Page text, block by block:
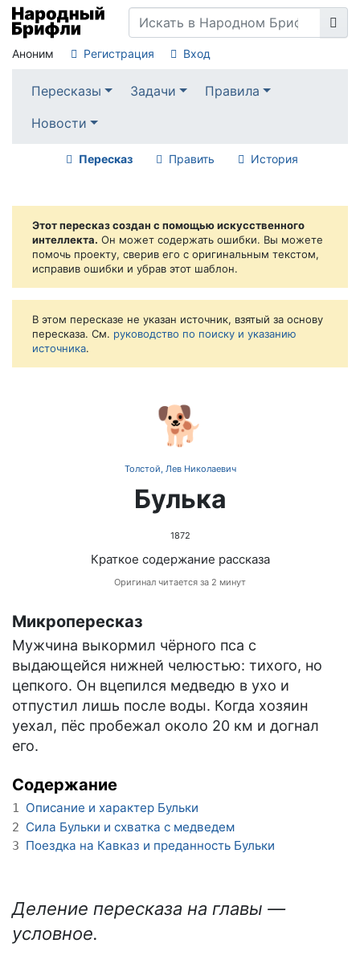
Аноним Регистрация Вход
Пересказы Задачи
Правила
Новости
Пересказ Править История
Этот пересказ создан с помощью искусственного
интеллекта. Он может содержать ошибки. Вы можете
помочь проекту, сверив его с оригинальным текстом,
исправив ошибки и убрав этот шаблон.
В этом пересказе не указан источник, взятый за основу
пересказа. См. руководство по поиску и указанию
источника.
🐕
Толстой, Лев Николаевич
Булька
1872
Краткое содержание рассказа
Оригинал читается за 2 минут
Микропересказ
Мужчина выкормил чёрного пса с
выдающейся нижней челюстью: тихого, но
цепкого. Он вцепился медведю в ухо и
отпустил лишь после воды. Когда хозяин
уехал, пёс пробежал около 20 км и догнал
его.
Содержание
1 Описание и характер Бульки
2 Сила Бульки и схватка с медведем
3 Поездка на Кавказ и преданность Бульки
Деление пересказа на главы —
условное.